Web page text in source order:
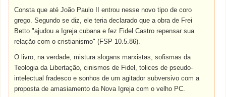
Consta que até João Paulo II entrou nesse novo tipo de coro
grego. Segundo se diz, ele teria declarado que a obra de Frei
Betto "ajudou a Igreja cubana e fez Fidel Castro repensar sua
relação com o cristianismo" (FSP 10.5.86).
O livro, na verdade, mistura slogans marxistas, sofismas da
Teologia da Libertação, cinismos de Fidel, tolices de pseudo-
intelectual fradesco e sonhos de um agitador subversivo com a
proposta de amasiamento da Nova Igreja com o velho PC.